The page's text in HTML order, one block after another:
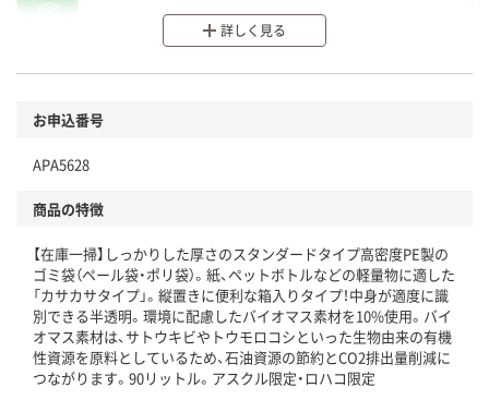
分別・リサイクルしやすい設計
商品
仕組
アスクルで資源循環している
温室効果ガスなどの削減
この商品の環境配慮ポイントです。下記商品詳細「
アスクル商品環境スコア詳細／加点項目
」で確認できます。
詳しく見る
お申込番号
APA5628
商品の特徴
【在庫一掃】しっかりした厚さのスタンダードタイプ高密度PE製の
ゴミ袋（ペール袋・ポリ袋）。紙、ペットボトルなどの軽量物に適した
「カサカサタイプ」。縦置きに便利な箱入りタイプ！中身が適度に識
別できる半透明。環境に配慮したバイオマス素材を10%使用。バイ
オマス素材は、サトウキビやトウモロコシといった生物由来の有機
性資源を原料としているため、石油資源の節約とCO2排出量削減に
つながります。90リットル。アスクル限定・ロハコ限定